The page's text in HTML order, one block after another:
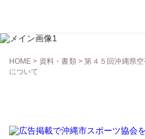
HOME > 資料・書類> 第４５回沖縄県
について